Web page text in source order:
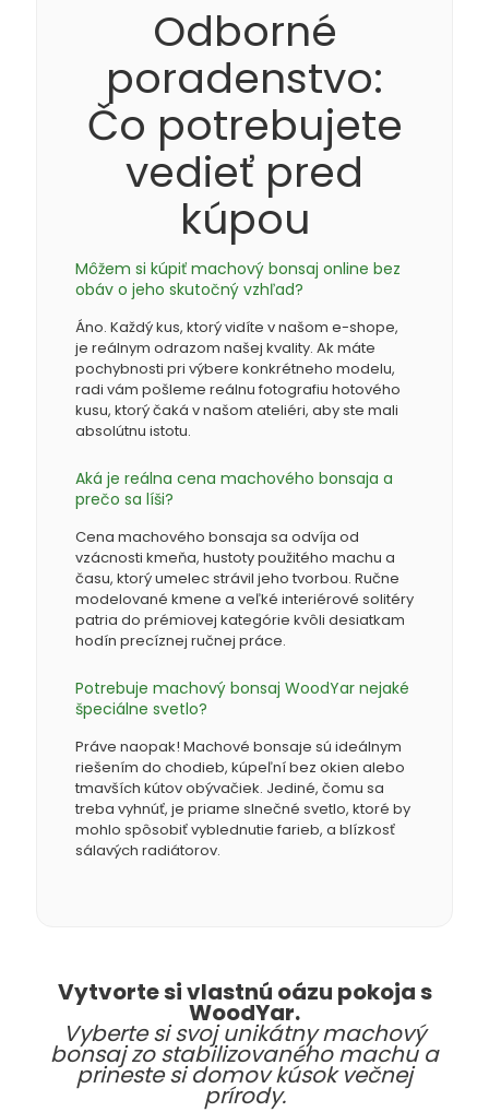
Odborné
poradenstvo:
Čo potrebujete
vedieť pred
kúpou
Môžem si kúpiť machový bonsaj online bez
obáv o jeho skutočný vzhľad?
Áno. Každý kus, ktorý vidíte v našom e-shope,
je reálnym odrazom našej kvality. Ak máte
pochybnosti pri výbere konkrétneho modelu,
radi vám pošleme reálnu fotografiu hotového
kusu, ktorý čaká v našom ateliéri, aby ste mali
absolútnu istotu.
Aká je reálna cena machového bonsaja a
prečo sa líši?
Cena machového bonsaja sa odvíja od
vzácnosti kmeňa, hustoty použitého machu a
času, ktorý umelec strávil jeho tvorbou. Ručne
modelované kmene a veľké interiérové solitéry
patria do prémiovej kategórie kvôli desiatkam
hodín precíznej ručnej práce.
Potrebuje machový bonsaj WoodYar nejaké
špeciálne svetlo?
Práve naopak! Machové bonsaje sú ideálnym
riešením do chodieb, kúpeľní bez okien alebo
tmavších kútov obývačiek. Jediné, čomu sa
treba vyhnúť, je priame slnečné svetlo, ktoré by
mohlo spôsobiť vyblednutie farieb, a blízkosť
sálavých radiátorov.
Vytvorte si vlastnú oázu pokoja s
WoodYar.
Vyberte si svoj unikátny machový
bonsaj zo stabilizovaného machu a
prineste si domov kúsok večnej
prírody.